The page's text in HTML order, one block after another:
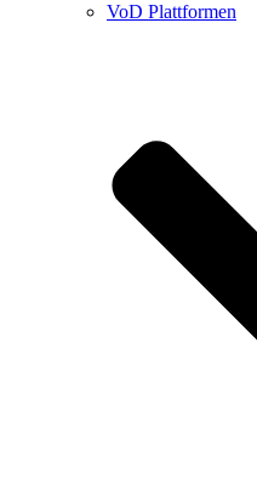
VoD Plattformen